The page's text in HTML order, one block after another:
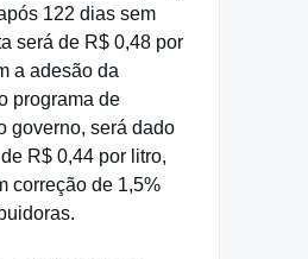
122 dias sem
será de R$ 0,48 por
a adesão da
programa de
governo, será dado
R$ 0,44 por litro,
correção de 1,5%